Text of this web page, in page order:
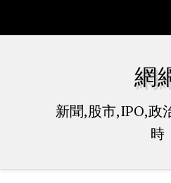
網
新聞,股市,IPO,政
時